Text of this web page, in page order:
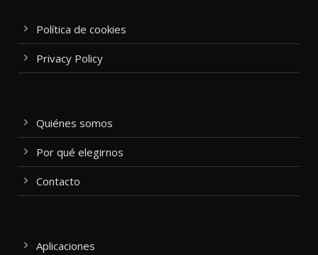
Política de cookies
Privacy Policy
Quiénes somos
Por qué elegirnos
Contacto
Aplicaciones